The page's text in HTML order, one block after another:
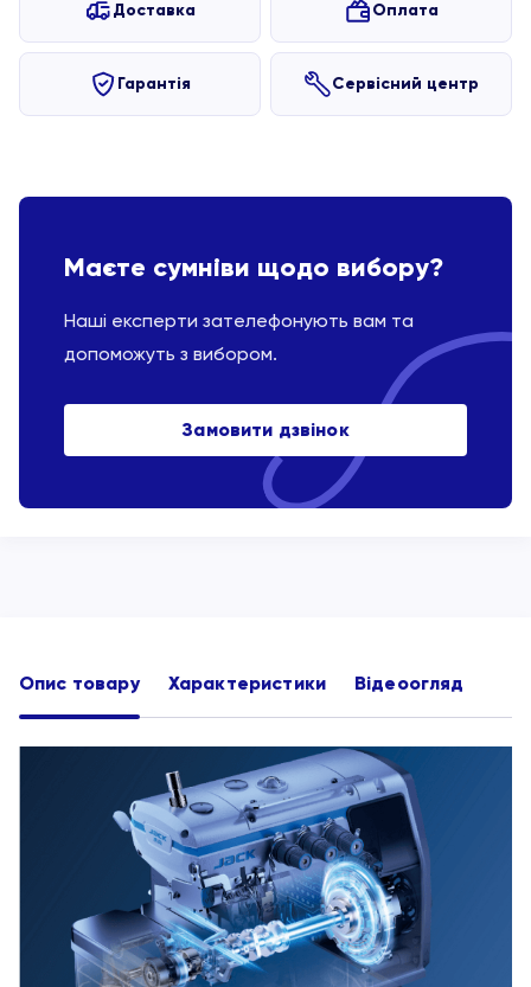
Доставка Оплата
Гарантія Сервісний центр
Маєте сумніви щодо вибору?
Наші експерти зателефонують вам та
допоможуть з вибором.
Замовити дзвінок
Опис товару Характеристики Відеоогляд